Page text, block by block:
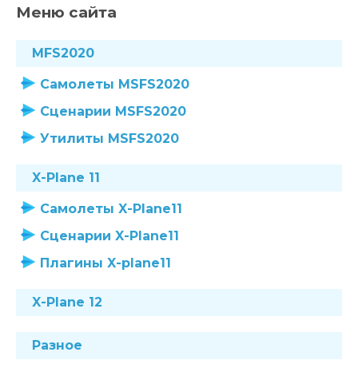
Меню сайта
MFS2020
Самолеты MSFS2020
Сценарии MSFS2020
Утилиты MSFS2020
X-Plane 11
Самолеты X-Plane11
Сценарии X-Plane11
Плагины X-plane11
X-Plane 12
Разное